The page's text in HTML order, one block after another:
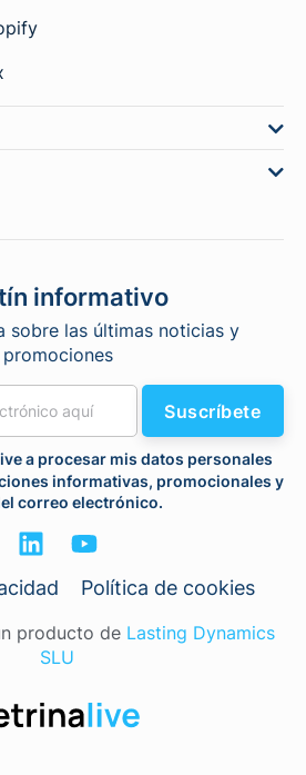
informativo
sobre las últimas noticias y
promociones
a procesar mis datos personales
informativas, promocionales y
correo electrónico.
Suscríbete
Política de cookies
producto de Lasting Dynamics
SLU